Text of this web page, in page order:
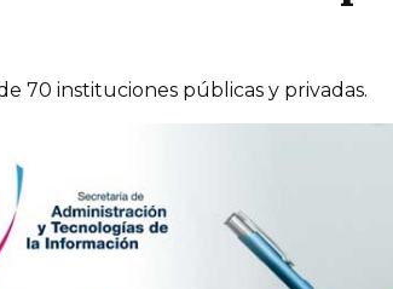
70 instituciones públicas y privadas.